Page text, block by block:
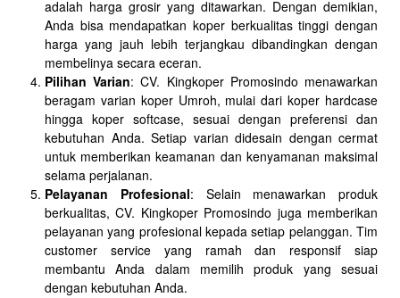
adalah harga grosir yang ditawarkan. Dengan demikian,
Anda bisa mendapatkan koper berkualitas tinggi dengan
harga yang jauh lebih terjangkau dibandingkan dengan
membelinya secara eceran.
Pilihan Varian: CV. Kingkoper Promosindo menawarkan
beragam varian koper Umroh, mulai dari koper hardcase
hingga koper softcase, sesuai dengan preferensi dan
kebutuhan Anda. Setiap varian didesain dengan cermat
untuk memberikan keamanan dan kenyamanan maksimal
selama perjalanan.
Pelayanan Profesional: Selain menawarkan produk
berkualitas, CV. Kingkoper Promosindo juga memberikan
pelayanan yang profesional kepada setiap pelanggan. Tim
customer service yang ramah dan responsif siap
membantu Anda dalam memilih produk yang sesuai
dengan kebutuhan Anda.